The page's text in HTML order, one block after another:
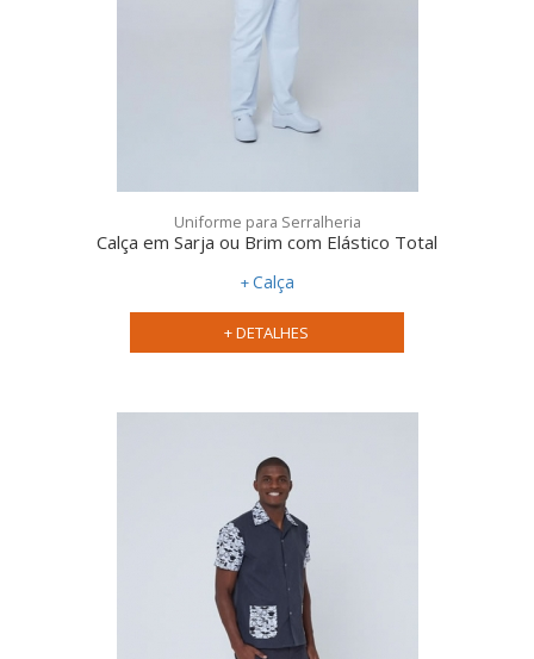
Uniforme para Serralheria
Calça em Sarja ou Brim com Elástico Total
Calça
+ DETALHES